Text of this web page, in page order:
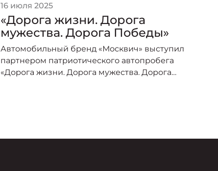
16 июля 2025
«Дорога жизни. Дорога
мужества. Дорога Победы»
Автомобильный бренд «Москвич» выступил
партнером патриотического автопробега
«Дорога жизни. Дорога мужества. Дорога